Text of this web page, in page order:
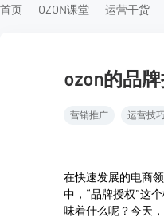
首页 OZON课堂 运营干货
ozon的品
营销推广 运营技